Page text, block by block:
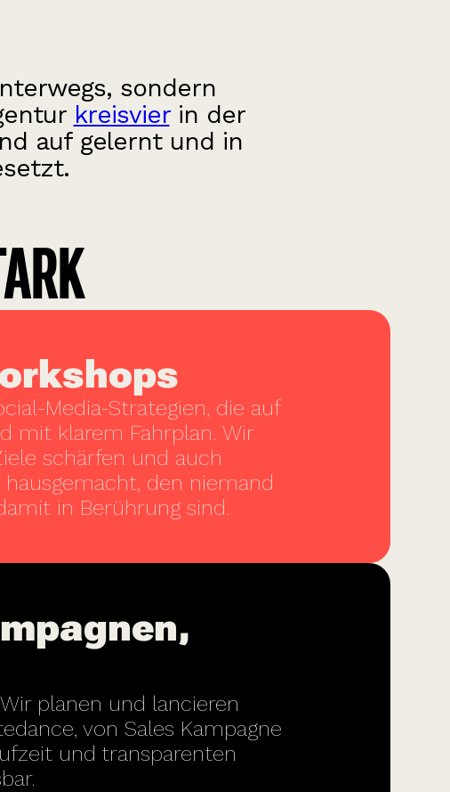
sondern
kreisvierin der
auf gelernt und in
Media-Strategien, die auf
mit klarem Fahrplan. Wir
schärfen und auch
den niemand
in Berührung sind.
planen und lancieren
von Sales Kampagne
und transparenten